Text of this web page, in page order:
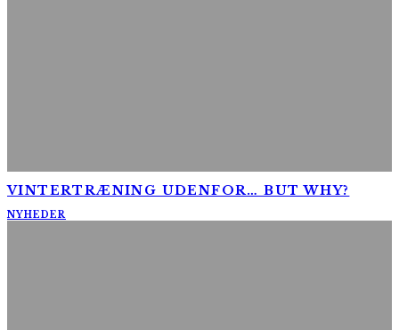
VINTERTRÆNING UDENFOR… BUT WHY?
NYHEDER